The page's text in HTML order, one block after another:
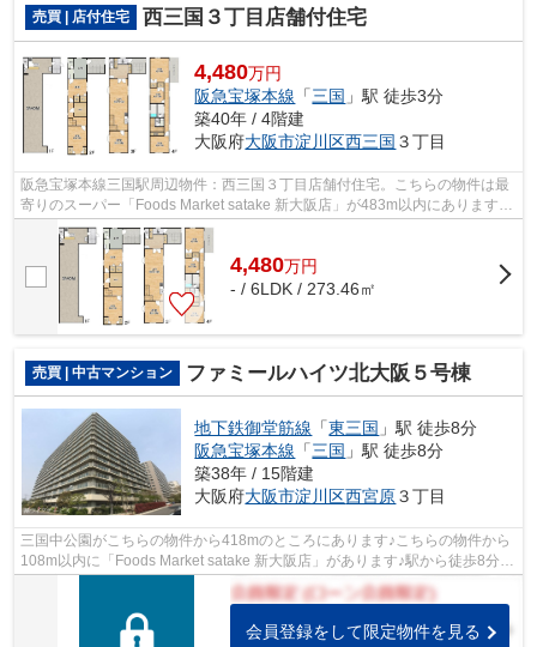
売買 | 店付住宅 西三国３丁目店舗付住宅
4,480万円
阪急宝塚本線 「三国 」駅 徒歩3分
築40年 / 4階建
大阪府大阪市淀川区西三国 ３丁目
阪急宝塚本線三国駅周辺物件：西三国３丁目店舗付住宅。こちらの物件は最
寄りのスーパー「Foods Market satake 新大阪店」が483m以内にあります。
こだわりの条件として選ばれることが...
4,480万円
- / 6LDK / 273.46㎡
売買 | 中古マンション ファミールハイツ北大阪５号棟
地下鉄御堂筋線 「東三国 」駅 徒歩8分
阪急宝塚本線 「三国 」駅 徒歩8分
築38年 / 15階建
大阪府大阪市淀川区西宮原３丁目
三国中公園がこちらの物件から418mのところにあります♪こちらの物件から
108m以内に「Foods Market satake 新大阪店」があります♪駅から徒歩8分圏
内に立地しています♪中古でありながら...
会員登録をして限定物件を見る